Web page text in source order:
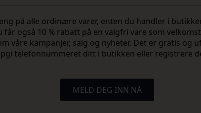
på alle ordinære varer, enten du handler i
får også 10 % rabatt på en valgfri vare som
våre kampanjer, salg og nyheter. Det er gratis og
telefonnummeret ditt i butikken eller registrere
MELD DEG INN NÅ